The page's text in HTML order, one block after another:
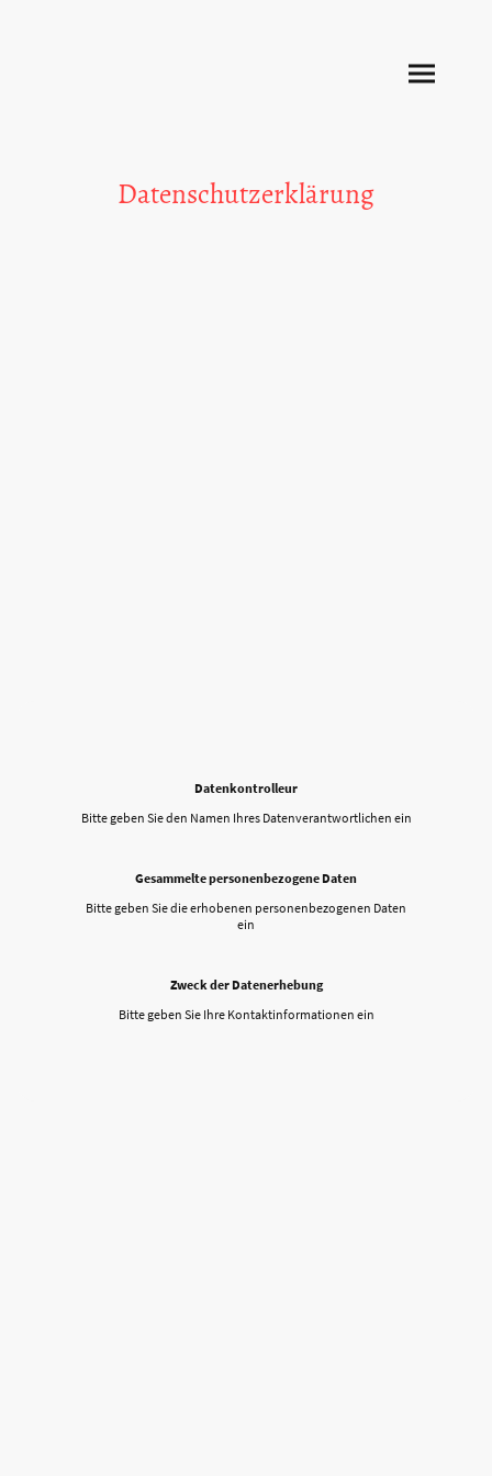
Datenschutzerklärung
Datenkontrolleur
Bitte geben Sie den Namen Ihres Datenverantwortlichen ein
Gesammelte personenbezogene Daten
Bitte geben Sie die erhobenen personenbezogenen Daten
ein
Zweck der Datenerhebung
Bitte geben Sie Ihre Kontaktinformationen ein